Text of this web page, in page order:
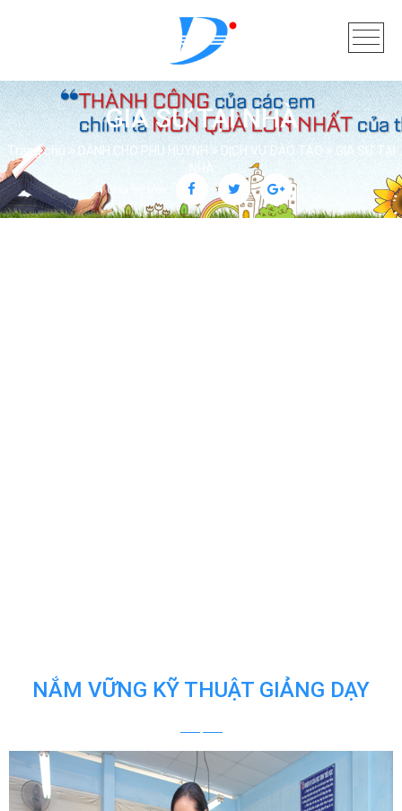
GIA SƯ TẠI NHÀ
Trang chủ DÀNH CHO PHỤ HUYNH DỊCH VỤ ĐÀO TẠO
GIA SƯ TẠI
NHÀ
Chia sẻ trên:
NẮM VỮNG KỸ THUẬT GIẢNG DẠY